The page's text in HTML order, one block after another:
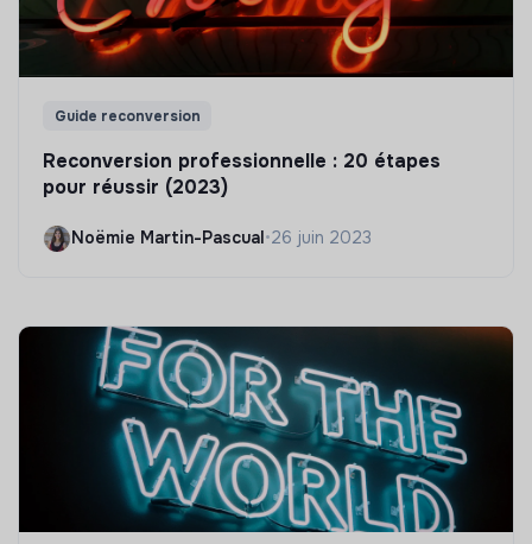
Guide reconversion
Reconversion professionnelle : 20 étapes
pour réussir (2023)
Noëmie Martin-Pascual •26 juin 2023